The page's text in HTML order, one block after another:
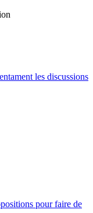
les discussions
pour faire de